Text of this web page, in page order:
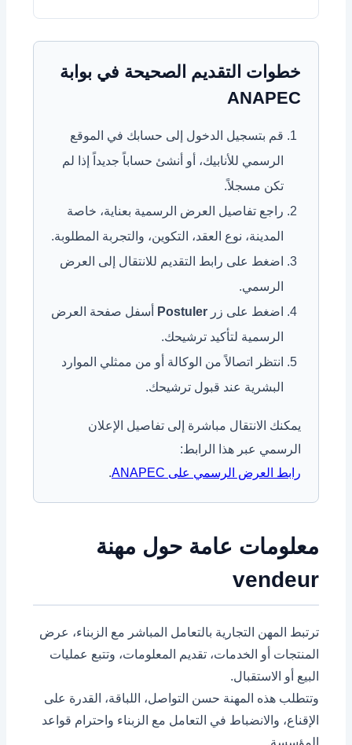
خطوات التقديم الصحيحة في بوابة
ANAPEC
قم بتسجيل الدخول إلى حسابك في الموقع
الرسمي للأنابيك، أو أنشئ حساباً جديداً إذا لم
تكن مسجلاً.
راجع تفاصيل العرض الرسمية بعناية، خاصة
المدينة، نوع العقد، التكوين، والتجربة المطلوبة.
اضغط على رابط التقديم للانتقال إلى العرض
الرسمي.
اضغط على زر Postuler
أسفل صفحة العرض
الرسمية لتأكيد ترشيحك.
انتظر اتصالاً من الوكالة أو من ممثلي الموارد
البشرية عند قبول ترشيحك.
يمكنك الانتقال مباشرة إلى تفاصيل الإعلان
الرسمي عبر هذا الرابط:
رابط العرض الرسمي على ANAPEC
.
معلومات عامة حول مهنة
vendeur
ترتبط المهن التجارية بالتعامل المباشر مع الزبناء، عرض
المنتجات أو الخدمات، تقديم المعلومات، وتتبع عمليات
البيع أو الاستقبال.
وتتطلب هذه المهنة حسن التواصل، اللباقة، القدرة على
الإقناع، والانضباط في التعامل مع الزبناء واحترام قواعد